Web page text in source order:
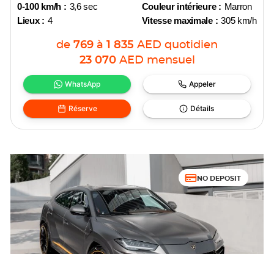
0-100 km/h : 3,6 sec
Lieux : 4
Couleur intérieure : Marron
Vitesse maximale : 305 km/h
de 769 à 1 835 AED quotidien
23 070 AED mensuel
WhatsApp Appeler
Réserve Détails
NO DEPOSIT